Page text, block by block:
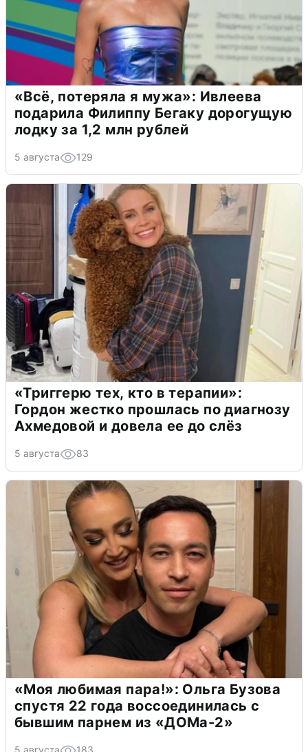
«Всё, потеряла я мужа»: Ивлеева
подарила Филиппу Бегаку дорогущую
лодку за 1,2 млн рублей
5 августа 129
«Триггерю тех, кто в терапии»:
Гордон жестко прошлась по диагнозу
Ахмедовой и довела ее до слёз
5 августа 83
«Моя любимая пара!»: Ольга Бузова
спустя 22 года воссоединилась с
бывшим парнем из «ДОМа-2»
5 августа 183